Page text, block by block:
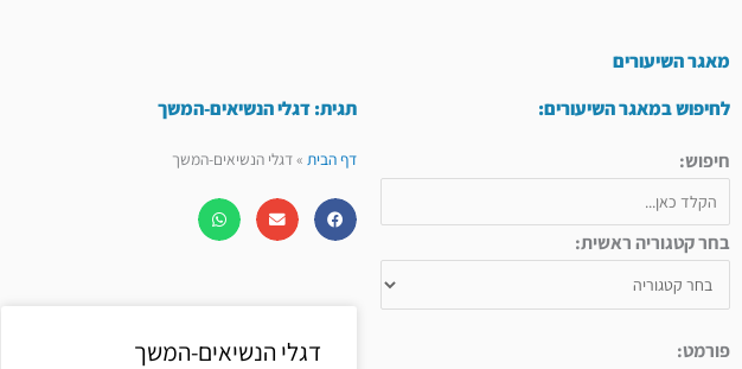
מאגר השיעורים
לחיפוש במאגר השיעורים:
חיפוש:
בחר קטגוריה ראשית:
פורמט:
תגית: דגלי הנשיאים-המשך
דף הבית»דגלי הנשיאים-המשך
דגלי הנשיאים-המשך